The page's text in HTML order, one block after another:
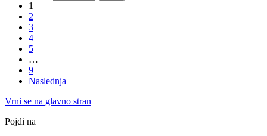
1
2
3
4
5
…
9
Naslednja
Vrni se na glavno stran
Pojdi na